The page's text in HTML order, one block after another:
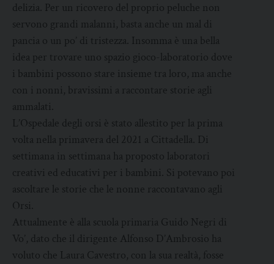
delizia. Per un ricovero del proprio peluche non
servono grandi malanni, basta anche un mal di
pancia o un po’ di tristezza. Insomma è una bella
idea per trovare uno spazio gioco-laboratorio dove
i bambini possono stare insieme tra loro, ma anche
con i nonni, bravissimi a raccontare storie agli
ammalati.
L’Ospedale degli orsi è stato allestito per la prima
volta nella primavera del 2021 a Cittadella. Di
settimana in settimana ha proposto laboratori
creativi ed educativi per i bambini. Si potevano poi
ascoltare le storie che le nonne raccontavano agli
Orsi.
Attualmente è alla scuola primaria Guido Negri di
Vo’, dato che il dirigente Alfonso D’Ambrosio ha
voluto che Laura Cavestro, con la sua realtà, fosse